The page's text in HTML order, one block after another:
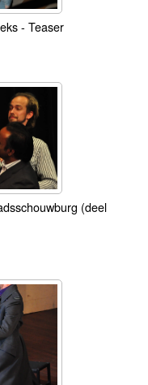
- Teaser
(deel